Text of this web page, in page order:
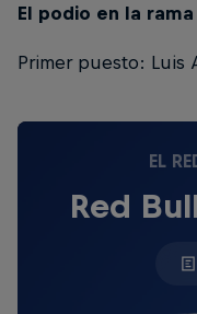
El podio en la
Primer puesto:
EL
Red